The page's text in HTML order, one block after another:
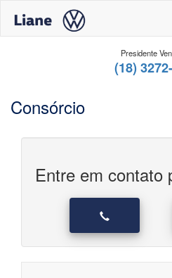
Presidente
(18)
Consórcio
Entre em contato